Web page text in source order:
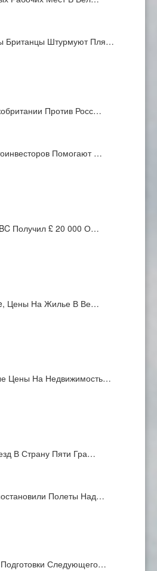
Британцы Штурмуют Пля…
Против Росс…
Помогают …
Получил £ 20 000 О…
Цены На Жилье В Ве…
Цены На Недвижимость…
В Страну Пяти Гра…
Полеты Над…
Следующего…